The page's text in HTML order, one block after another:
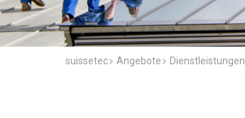
suissetec Angebote Dienstleistungen